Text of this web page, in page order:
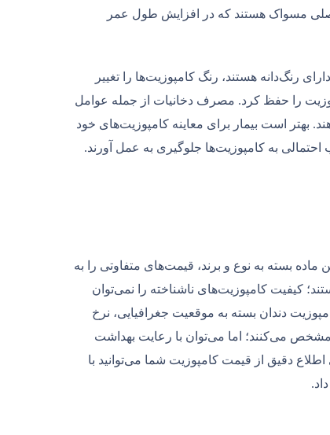
مسواک هستند که در افزایش طول عمر
رنگ‌دانه هستند، رنگ کامپوزیت‌ها را تغییر
را حفظ کرد. مصرف دخانیات از جمله عوامل
بهتر است بیمار برای معاینه کامپوزیت‌های خود
احتمالی به کامپوزیت‌ها جلوگیری به عمل آورند.
بسته به نوع و برند، قیمت‌های متفاوتی را به
کیفیت کامپوزیت‌های ناشناخته را نمی‌توان
دندان بسته به موقعیت جغرافیایی، نرخ
می‌کنند؛ اما می‌توان با رعایت بهداشت
دقیق از قیمت کامپوزیت شما می‌توانید با